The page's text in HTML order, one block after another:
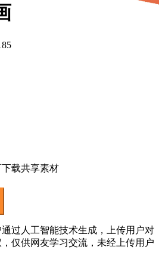
下载共享素材
过人工智能技术生成，上传用户对
仅供网友学习交流，未经上传用户